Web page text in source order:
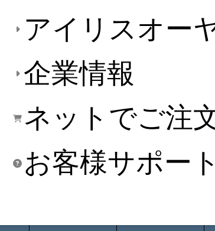
アイリスオー
企業情報
ネットでご注
お客様サポート